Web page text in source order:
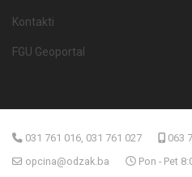
Kontakti
FGU Geoportal
031 761 016, 031 761 027
063
opcina@odzak.ba
Pon - Pet